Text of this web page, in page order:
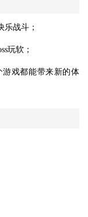
战斗；
玩软；
戏都能带来新的体